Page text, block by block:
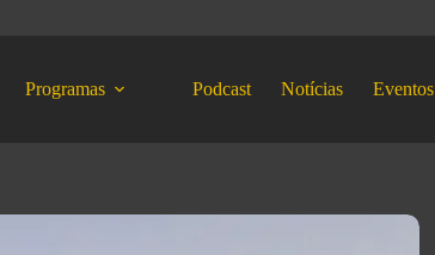
Programas Podcast Notícias Eventos